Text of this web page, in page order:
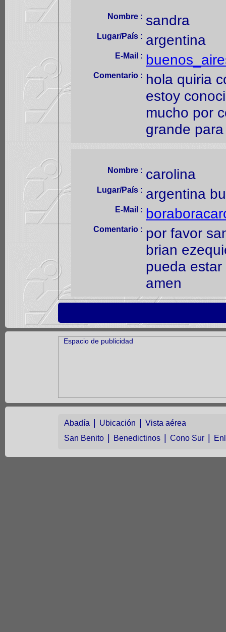
Nombre : sandra
Lugar/País : argentina
E-Mail :
Comentario : hola quiria
estoy
mucho por
grande
Nombre : carolina
Lugar/País : argentina
E-Mail :
Comentario : por favor
brian
pueda
amen
Espacio de publicidad
Abadía Ubicación
Vista aérea
San Benito
Benedictinos Cono Sur